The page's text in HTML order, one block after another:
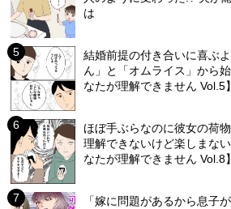
は
結婚前提の付き合いに喜ぶ
ん」と「オムライス」から
なたが理解できません Vol.5】
ほぼ手ぶらなのに彼女の荷
理解できないけど楽しまな
なたが理解できません Vol.8】
「嫁に問題があるから息子